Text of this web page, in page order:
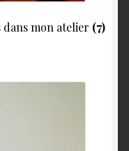
dans mon atelier (7)